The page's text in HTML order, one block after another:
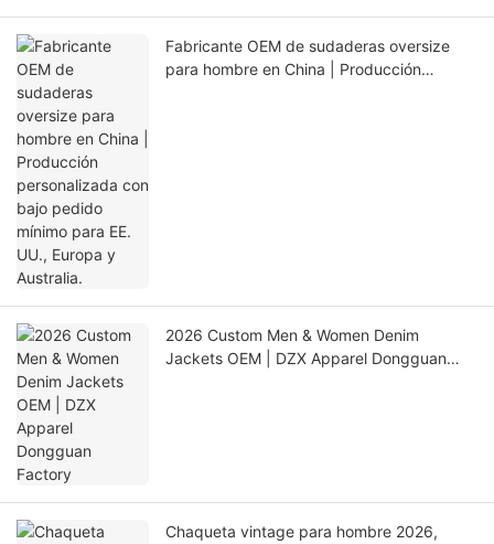
Fabricante OEM de sudaderas oversize
para hombre en China | Producción
2026 Custom Men & Women Denim
Jackets OEM | DZX Apparel Dongguan
Chaqueta vintage para hombre 2026,